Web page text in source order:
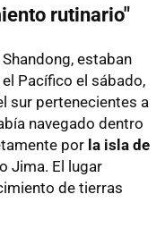
rutinario"
estaban
Pacífico el sábado,
sur pertenecientes a
navegado dentro
por la isla de
Jima. El lugar
de tierras